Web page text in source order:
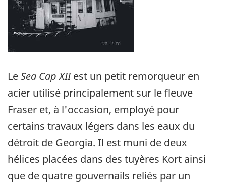
LeSea Cap XIIest un petit remorqueur en
acier utilisé principalement sur le fleuve
Fraser et, à l'occasion, employé pour
certains travaux légers dans les eaux du
détroit de Georgia. Il est muni de deux
hélices placées dans des tuyères Kort ainsi
que de quatre gouvernails reliés par un